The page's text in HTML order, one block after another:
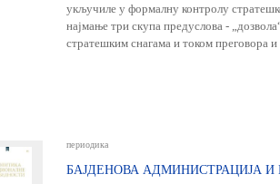
укључиле у формалну контролу
најмање три скупа предуслова -
стратешким снагама и током
периодика
БАЈДЕНОВА АДМИНИСТРАЦИЈА